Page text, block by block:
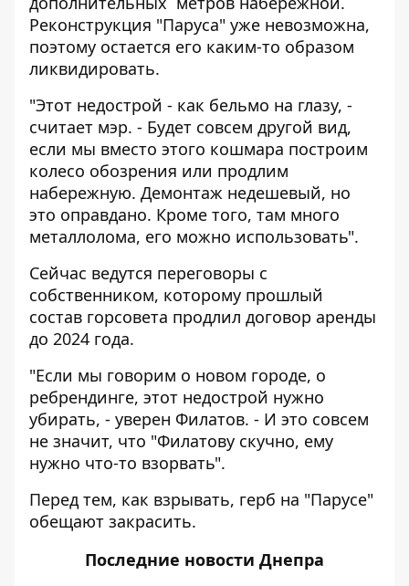
Реконструкция "Паруса" уже невозможна,
поэтому остается его каким-то образом
ликвидировать.
"Этот недострой - как бельмо на глазу, -
считает мэр. - Будет совсем другой вид,
если мы вместо этого кошмара построим
колесо обозрения или продлим
набережную. Демонтаж недешевый, но
это оправдано. Кроме того, там много
металлолома, его можно использовать".
Сейчас ведутся переговоры с
собственником, которому прошлый
состав горсовета продлил договор аренды
до 2024 года.
"Если мы говорим о новом городе, о
ребрендинге, этот недострой нужно
убирать, - уверен Филатов. - И это совсем
не значит, что "Филатову скучно, ему
нужно что-то взорвать".
Перед тем, как взрывать, герб на "Парусе"
обещают закрасить.
Последние новости Днепра